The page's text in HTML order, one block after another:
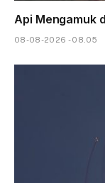
Api Mengamuk
08-08-2026 - 08.05